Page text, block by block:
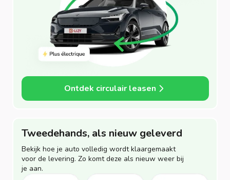
Ontdek circulair leasen
Tweedehands, als nieuw geleverd
Bekijk hoe je auto volledig wordt klaargemaakt
voor de levering. Zo komt deze als nieuw weer bij
je aan.